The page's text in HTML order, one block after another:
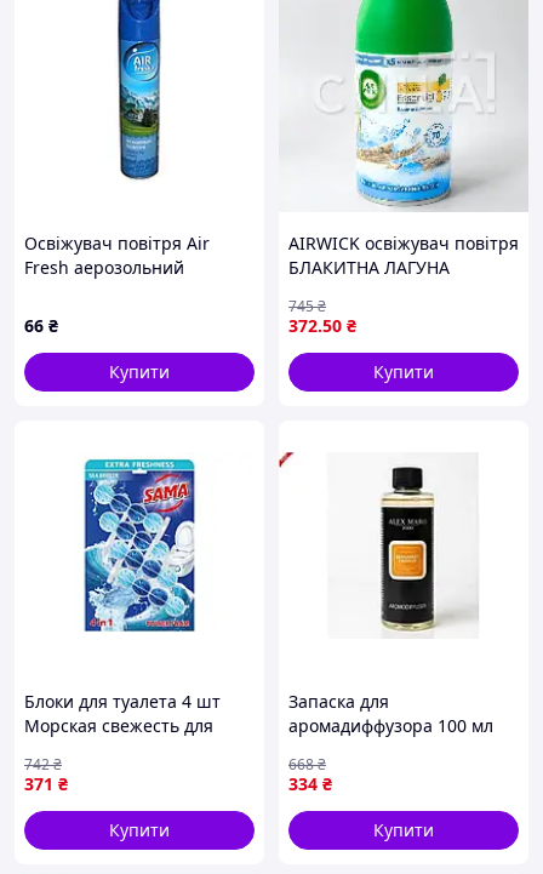
Освіжувач повітря Air
Fresh аерозольний
(38928)
66 ₴
Купити
АIRWICK освіжувач повітря
БЛАКИТНА ЛАГУНА
372.50 ₴
745₴
Купити
Блоки для туалета 4 шт
Морская свежесть для
ванной комнате 65 г ТМ
SAMA
371 ₴
742₴
Купити
Запаска для
аромадиффузора 100 мл
ALEX MARO для создания
уютной атмосферы
334 ₴
668₴
Купити